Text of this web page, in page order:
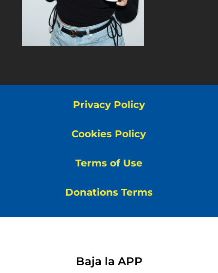
Privacy Policy
Cookies Policy
Terms of Use
Donations Terms
Baja la APP